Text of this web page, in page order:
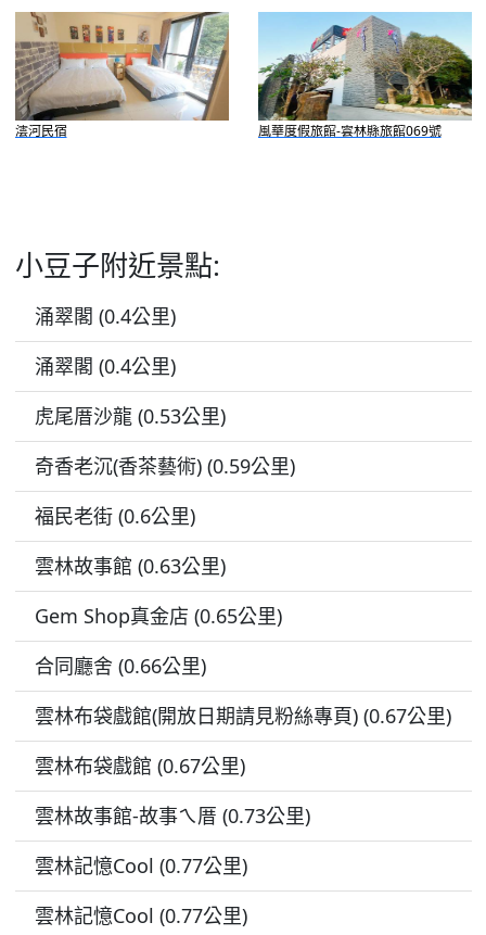
澐河民宿 風華度假旅館-雲林縣旅館069號
小豆子附近景點:
涌翠閣 (0.4公里)
涌翠閣 (0.4公里)
虎尾厝沙龍 (0.53公里)
奇香老沉(香茶藝術) (0.59公里)
福民老街 (0.6公里)
雲林故事館 (0.63公里)
Gem Shop真金店 (0.65公里)
合同廳舍 (0.66公里)
雲林布袋戲館(開放日期請見粉絲專頁) (0.67公里)
雲林布袋戲館 (0.67公里)
雲林故事館-故事ㄟ厝 (0.73公里)
雲林記憶Cool (0.77公里)
雲林記憶Cool (0.77公里)